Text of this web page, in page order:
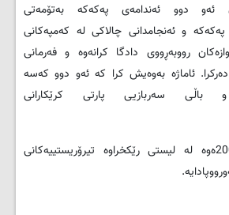
ئه‌و دوو ئه‌ندامه‌ی په‌كه‌كه‌ به‌تۆمه‌تی
په‌كه‌كه‌ و ئه‌نجامدانی چالاكی له‌ كه‌مپه‌كانی
رووبه‌ڕووی دادگا كرانه‌وه‌ و فه‌رمانی
ئاماژه‌ به‌وه‌یش كرا كه‌ ئه‌و دوو كه‌سه‌
باڵی سەربازیی پارتی کرێکارانی
په‌كه‌كه‌ له‌ ساڵی 2002ه‌وه‌ له‌ لیستی رێكخراوه‌ تیرۆریستییه‌كانی